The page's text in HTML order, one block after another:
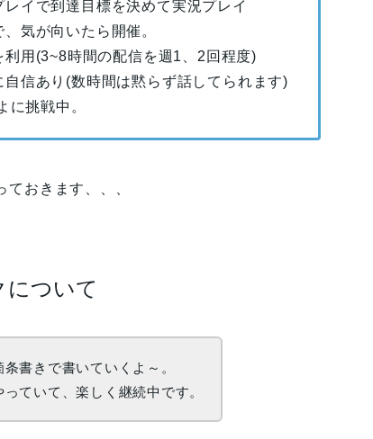
イで到達目標を決めて実況プレイ
気が向いたら開催。
利用(3~8時間の配信を週1、2回程度)
自信あり(数時間は黙らず話してられます)
に挑戦中。
ておきます、、、
について
書きで書いていくよ～。
ていて、楽しく継続中です。